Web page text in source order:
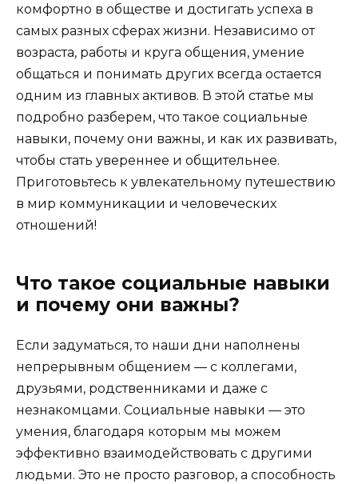
комфортно в обществе и достигать успеха в
самых разных сферах жизни. Независимо от
возраста, работы и круга общения, умение
общаться и понимать других всегда остается
одним из главных активов. В этой статье мы
подробно разберем, что такое социальные
навыки, почему они важны, и как их развивать,
чтобы стать увереннее и общительнее.
Приготовьтесь к увлекательному путешествию
в мир коммуникации и человеческих
отношений!
Что такое социальные навыки
и почему они важны?
Если задуматься, то наши дни наполнены
непрерывным общением — с коллегами,
друзьями, родственниками и даже с
незнакомцами. Социальные навыки — это
умения, благодаря которым мы можем
эффективно взаимодействовать с другими
людьми. Это не просто разговор, а способность